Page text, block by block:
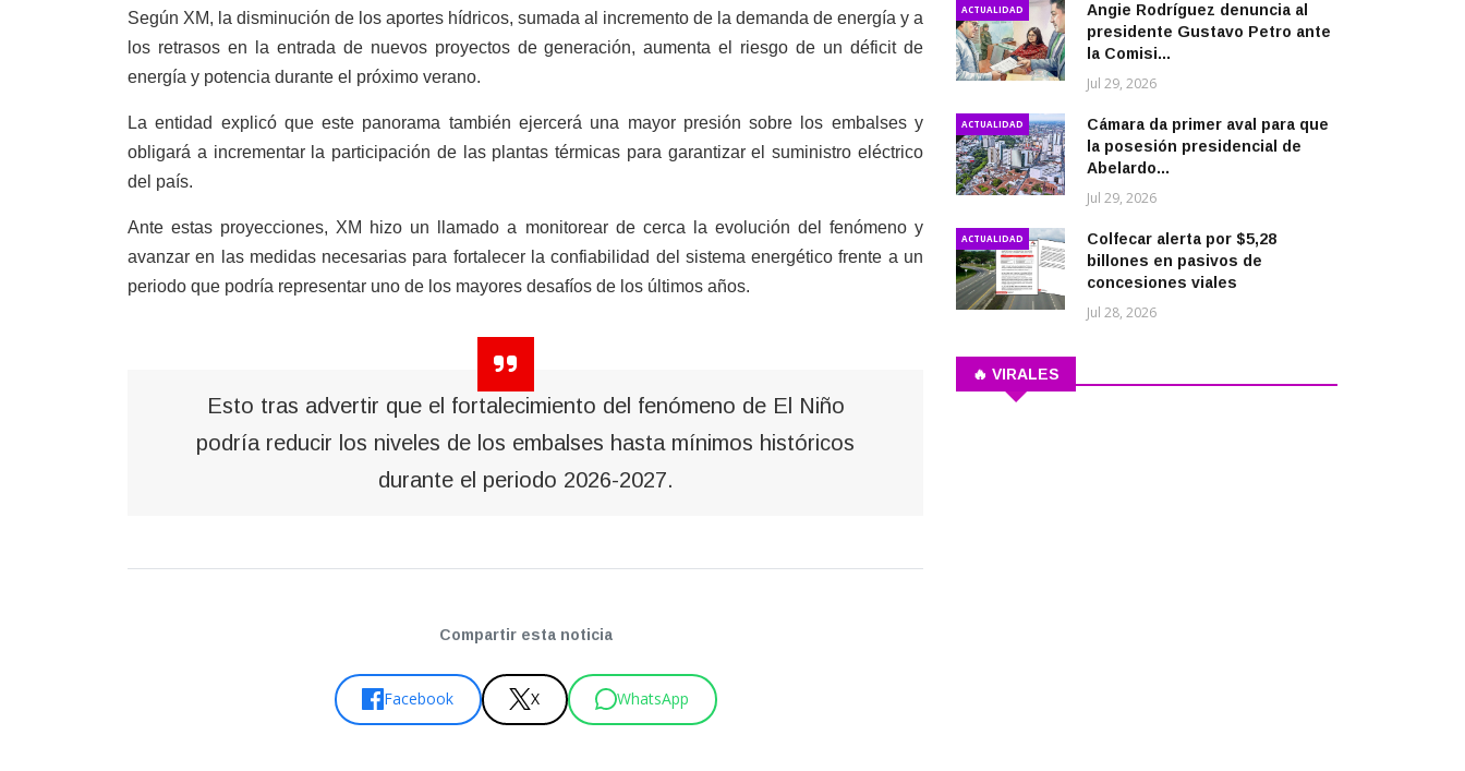
Según XM, la disminución de los aportes hídricos, sumada al incremento de la demanda de energía y a
los retrasos en la entrada de nuevos proyectos de generación, aumenta el riesgo de un déficit de
energía y potencia durante el próximo verano.
La entidad explicó que este panorama también ejercerá una mayor presión sobre los embalses y
obligará a incrementar la participación de las plantas térmicas para garantizar el suministro eléctrico
del país.
Ante estas proyecciones, XM hizo un llamado a monitorear de cerca la evolución del fenómeno y
avanzar en las medidas necesarias para fortalecer la confiabilidad del sistema energético frente a un
periodo que podría representar uno de los mayores desafíos de los últimos años.
Esto tras advertir que el fortalecimiento del fenómeno de El Niño
podría reducir los niveles de los embalses hasta mínimos históricos
durante el periodo 2026-2027.
Compartir esta noticia
Facebook X WhatsApp
ACTUALIDAD
Angie Rodríguez denuncia al
presidente Gustavo Petro ante
la Comisi...
Jul 29, 2026
ACTUALIDAD
Cámara da primer aval para que
la posesión presidencial de
Abelardo...
Jul 29, 2026
ACTUALIDAD
Colfecar alerta por $5,28
billones en pasivos de
concesiones viales
Jul 28, 2026
🔥 VIRALES